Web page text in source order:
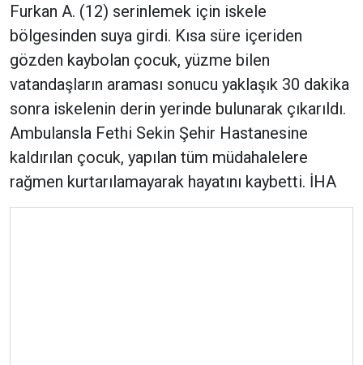
Furkan A. (12) serinlemek için iskele
bölgesinden suya girdi. Kısa süre içeriden
gözden kaybolan çocuk, yüzme bilen
vatandaşların araması sonucu yaklaşık 30 dakika
sonra iskelenin derin yerinde bulunarak çıkarıldı.
Ambulansla Fethi Sekin Şehir Hastanesine
kaldırılan çocuk, yapılan tüm müdahalelere
rağmen kurtarılamayarak hayatını kaybetti. İHA